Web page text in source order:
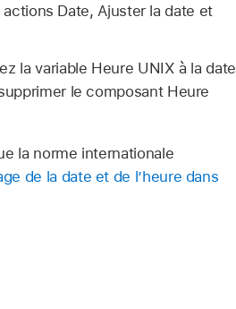
Date, Ajuster la date et
la variable Heure UNIX à la date
le composant Heure
la norme internationale
de la date et de l’heure dans